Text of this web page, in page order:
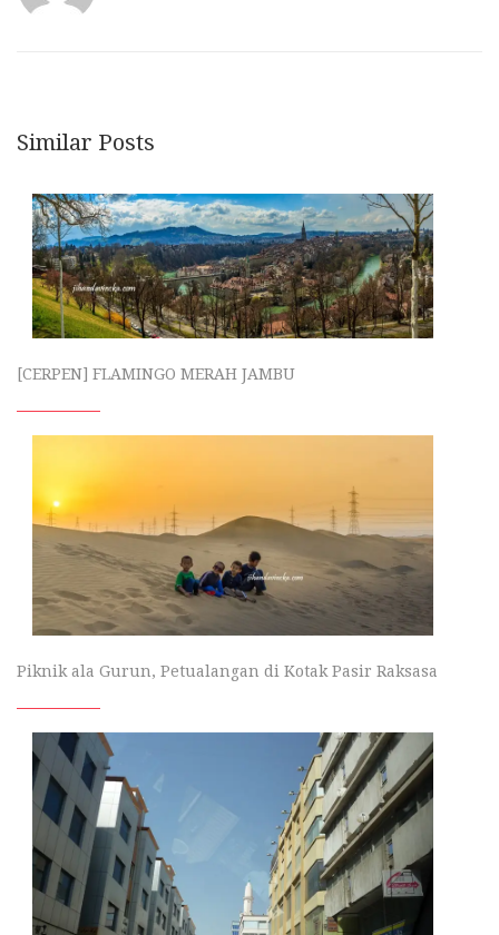
Similar Posts
[CERPEN] FLAMINGO MERAH JAMBU
Piknik ala Gurun, Petualangan di Kotak Pasir Raksasa